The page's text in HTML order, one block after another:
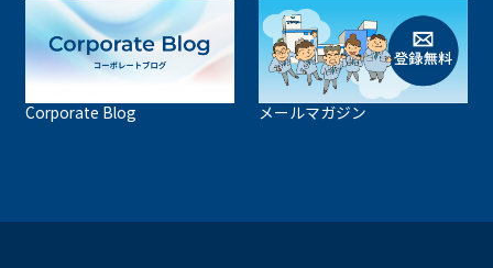
Corporate Blog メールマガジン